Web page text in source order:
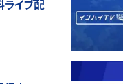
イブ配